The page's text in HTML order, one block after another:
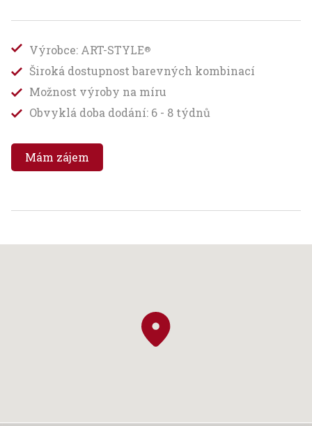
Výrobce: ART-STYLE®
Široká dostupnost barevných kombinací
Možnost výroby na míru
Obvyklá doba dodání: 6 - 8 týdnů
Mám zájem